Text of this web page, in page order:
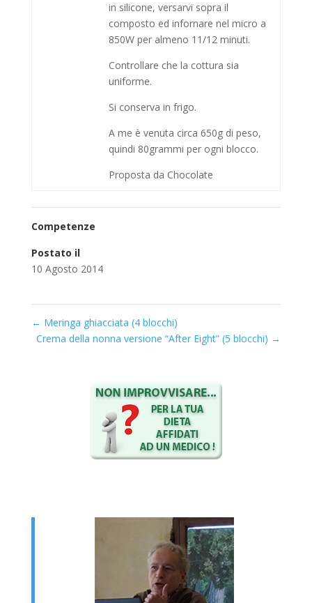
in silicone, versarvi sopra il
composto ed infornare nel micro a
850W per almeno 11/12 minuti.
Controllare che la cottura sia
uniforme.
Si conserva in frigo.
A me è venuta circa 650g di peso,
quindi 80grammi per ogni blocco.
Proposta da Chocolate
Competenze
Postato il
10 Agosto 2014
← Meringa ghiacciata (4 blocchi)
Crema della nonna versione “After Eight” (5 blocchi) →